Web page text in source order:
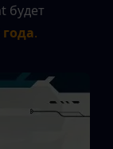
будет
.